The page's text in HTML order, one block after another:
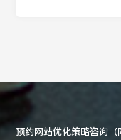
预约网站优化策略咨询（